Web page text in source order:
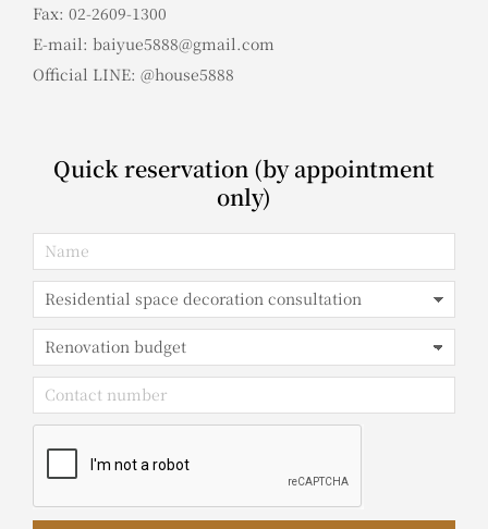
Fax: 02-2609-1300
E-mail: baiyue5888@gmail.com
Official LINE: @house5888
Quick reservation (by appointment
only)